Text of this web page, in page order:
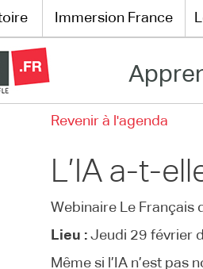
Immersion France
Revenir à l'agenda
L’IA a-t-
Webinaire Le Français
Lieu : Jeudi 29 février
Même si l’IA n’est